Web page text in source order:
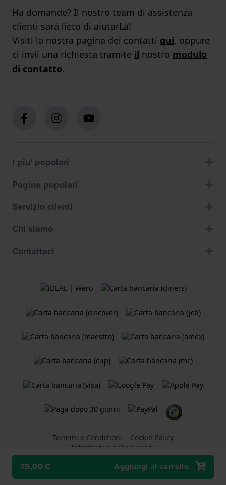
75,00 € Aggiungi al carrello
Ha domande? Il nostro team di assistenza
clienti sarà lieto di aiutarLa!
Visiti la nostra pagina dei contatti qui, oppure
ci invii una richiesta tramite il nostro modulo
di contatto.
I piu' popolari
Pagine popolari
Servizio clienti
Chi siamo
Contattaci
Termini e Condizioni
Cookie Policy
Informativa sulla privacy
Un negozio online di Holland Watch Group B.V.